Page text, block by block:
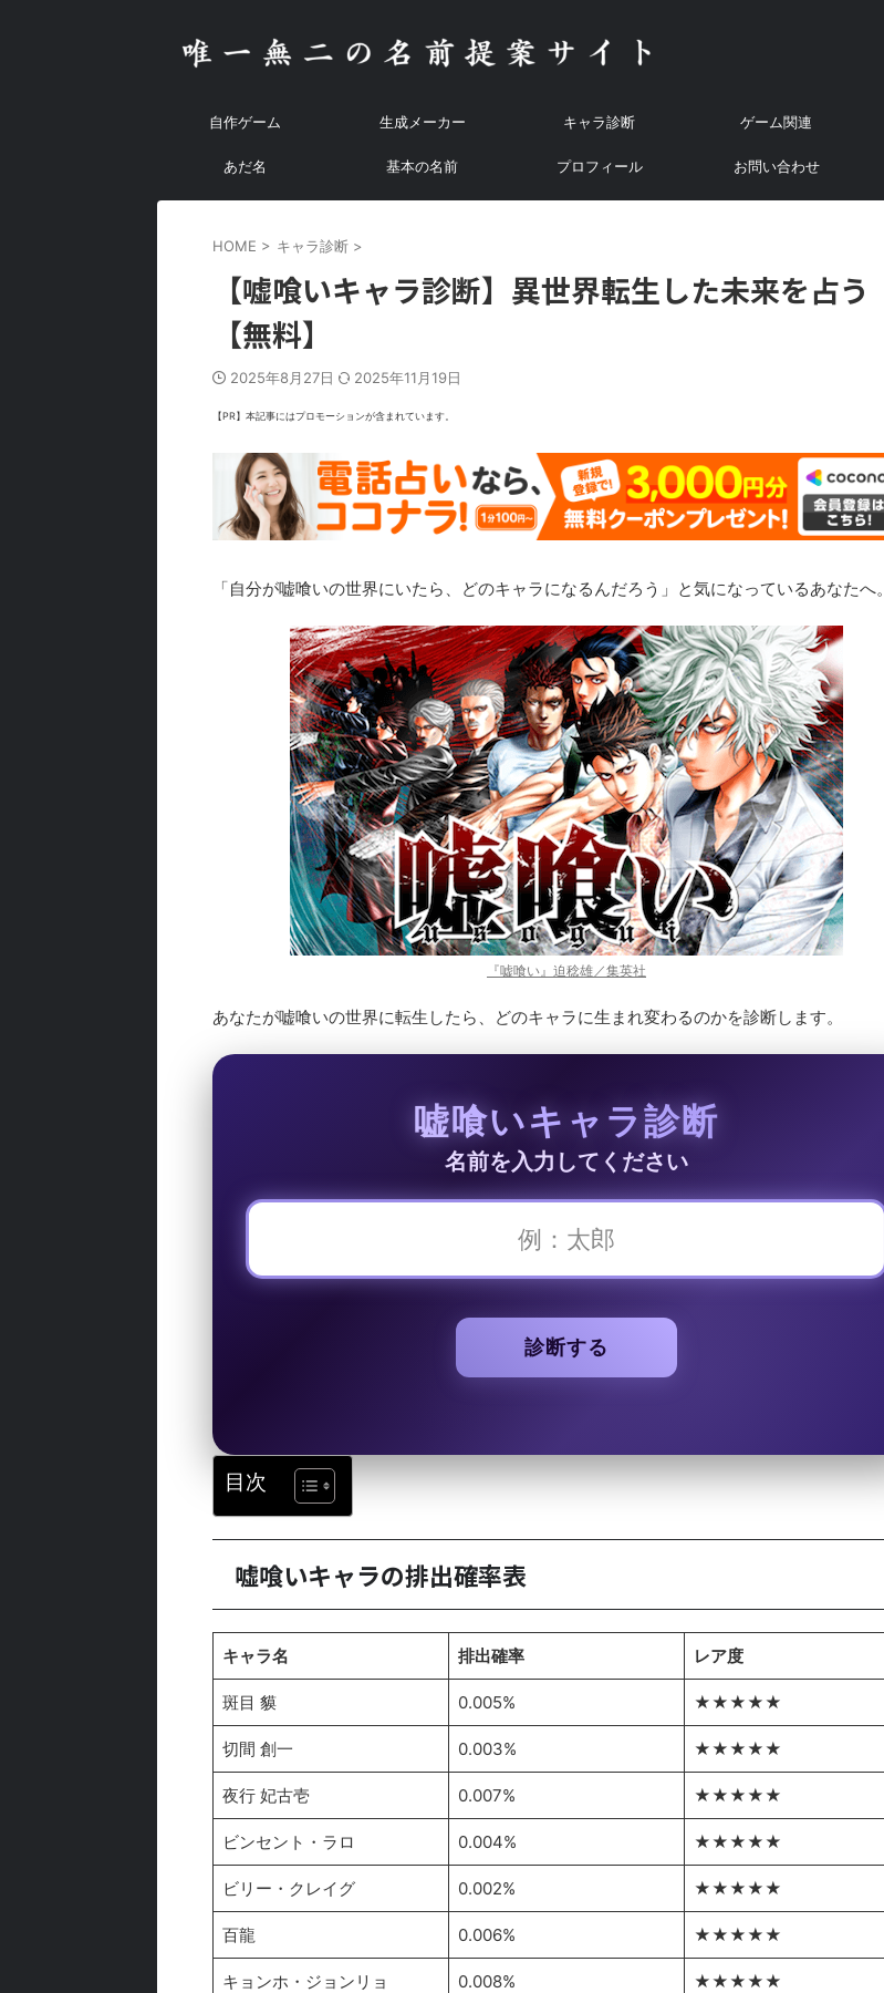
自作ゲーム 生成メーカー キャラ診断 ゲーム関連
あだ名 基本の名前 プロフィール お問い合わせ
HOME > キャラ診断 >
【嘘喰いキャラ診断】異世界転生した未来を占う
【無料】
2025年8月27日 2025年11月19日
【PR】本記事にはプロモーションが含まれています。
「自分が嘘喰いの世界にいたら、どのキャラになるんだろう」と気になっているあなたへ。
『嘘喰い』迫稔雄／集英社
あなたが嘘喰いの世界に転生したら、どのキャラに生まれ変わるのかを診断します。
嘘喰いキャラ診断
名前を入力してください
診断する
目次
嘘喰いキャラの排出確率表
キャラ名 排出確率 レア度
斑目 貘 0.005% ★★★★★
切間 創一 0.003% ★★★★★
夜行 妃古壱 0.007% ★★★★★
ビンセント・ラロ 0.004% ★★★★★
ビリー・クレイグ 0.002% ★★★★★
百龍 0.006% ★★★★★
キョンホ・ジョンリョ 0.008% ★★★★★